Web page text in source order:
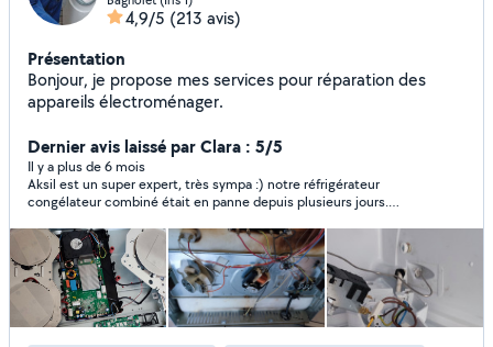
4,9/5 (213 avis)
Présentation
Bonjour, je propose mes services pour réparation des
appareils électroménager.
Dernier avis laissé par Clara : 5/5
Il y a plus de 6 mois
Aksil est un super expert, très sympa :) notre réfrigérateur
congélateur combiné était en panne depuis plusieurs jours.
bonne température pour conserver nos aliments. Grâce au
professionnalisme d’Aksil, le fonctionnement de notre
congélateur a été rétabli en un tour de main :) un grand merci à
vous, nous vous recommandons vivement !